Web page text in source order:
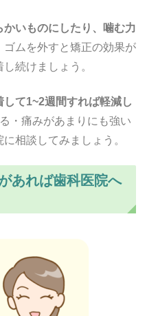
かいものにしたり、噛む力
ゴムを外すと矯正の効果が
続けましょう。
して1~2週間すれば軽減し
・痛みがあまりにも強い
相談してみましょう。
あれば歯科医院へ